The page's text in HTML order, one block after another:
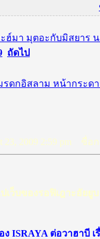
ฮ์มา มุตอะกับมิสยาร
ถัดไป
ดกอิสลาม หน้ากระด
2009 2:59 pm ชื่อก
ปเว็บของรอฟิเฎาะอั
ISRAYA ต่อวาฮาบี